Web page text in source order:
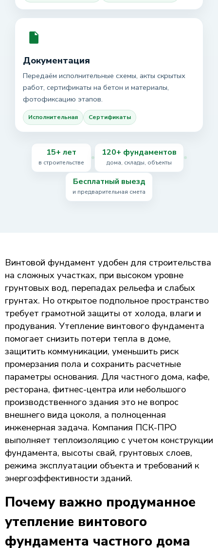
Документация
Передаём исполнительные схемы, акты скрытых
работ, сертификаты на бетон и материалы,
фотофиксацию этапов.
Исполнительная Сертификаты
15+ лет
в строительстве
120+ фундаментов
дома, склады, объекты
Бесплатный выезд
и предварительная смета
Винтовой фундамент удобен для строительства
на сложных участках, при высоком уровне
грунтовых вод, перепадах рельефа и слабых
грунтах. Но открытое подпольное пространство
требует грамотной защиты от холода, влаги и
продувания. Утепление винтового фундамента
помогает снизить потери тепла в доме,
защитить коммуникации, уменьшить риск
промерзания пола и сохранить расчетные
параметры основания. Для частного дома, кафе,
ресторана, фитнес-центра или небольшого
производственного здания это не вопрос
внешнего вида цоколя, а полноценная
инженерная задача. Компания ПСК-ПРО
выполняет теплоизоляцию с учетом конструкции
фундамента, высоты свай, грунтовых слоев,
режима эксплуатации объекта и требований к
энергоэффективности зданий.
Почему важно продуманное
утепление винтового
фундамента частного дома